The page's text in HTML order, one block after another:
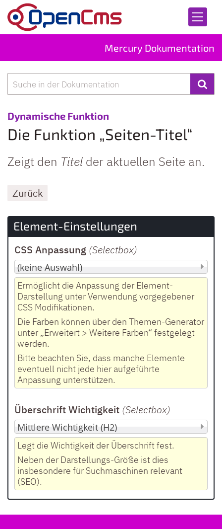
Zum Inhalt springen
Mercury Dokumentation
Dynamische Funktion
Die Funktion „Seiten-Titel“
Zeigt den Titel der aktuellen Seite an.
Zurück
Element-Einstellungen
CSS Anpassung (Selectbox)
Ermöglicht die Anpassung der Element-
Darstellung unter Verwendung vorgegebener
CSS Modifikationen.
Die Farben können über den Themen-Generator
unter „Erweitert > Weitere Farben“ festgelegt
werden.
Bitte beachten Sie, dass manche Elemente
eventuell nicht jede hier aufgeführte
Anpassung unterstützen.
Überschrift Wichtigkeit (Selectbox)
Legt die Wichtigkeit der Überschrift fest.
Neben der Darstellungs-Größe ist dies
insbesondere für Suchmaschinen relevant
(SEO).
Suche